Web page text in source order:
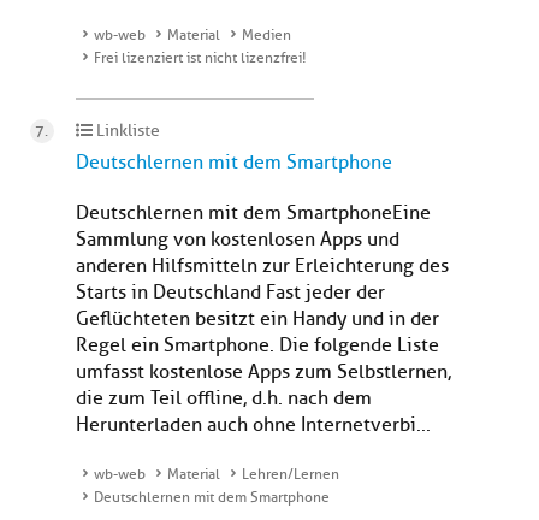
wb-web Material
Medien
Frei lizenziert ist nicht lizenzfrei!
Linkliste
Deutschlernen mit dem Smartphone
Deutschlernen mit dem SmartphoneEine
Sammlung von kostenlosen Apps und
anderen Hilfsmitteln zur Erleichterung des
Starts in Deutschland Fast jeder der
Geflüchteten besitzt ein Handy und in der
Regel ein Smartphone. Die folgende Liste
umfasst kostenlose Apps zum Selbstlernen,
die zum Teil offline, d.h. nach dem
Herunterladen auch ohne Internetverbi...
wb-web Material
Lehren/Lernen
Deutschlernen mit dem Smartphone